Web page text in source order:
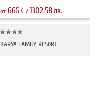
от:666€ / 1302.58лв.
KARYA FAMILY RESORT